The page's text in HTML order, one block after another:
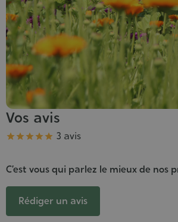
Vos avis
Note
     3 avis
C’est vous qui parlez le mieux de nos
Rédiger un avis